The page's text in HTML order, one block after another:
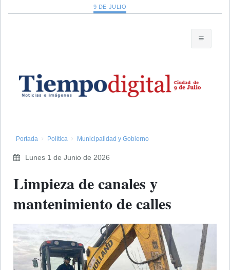
9 DE JULIO
Portada Política Municipalidad y Gobierno
Lunes 1 de Junio de 2026
Limpieza de canales y
mantenimiento de calles